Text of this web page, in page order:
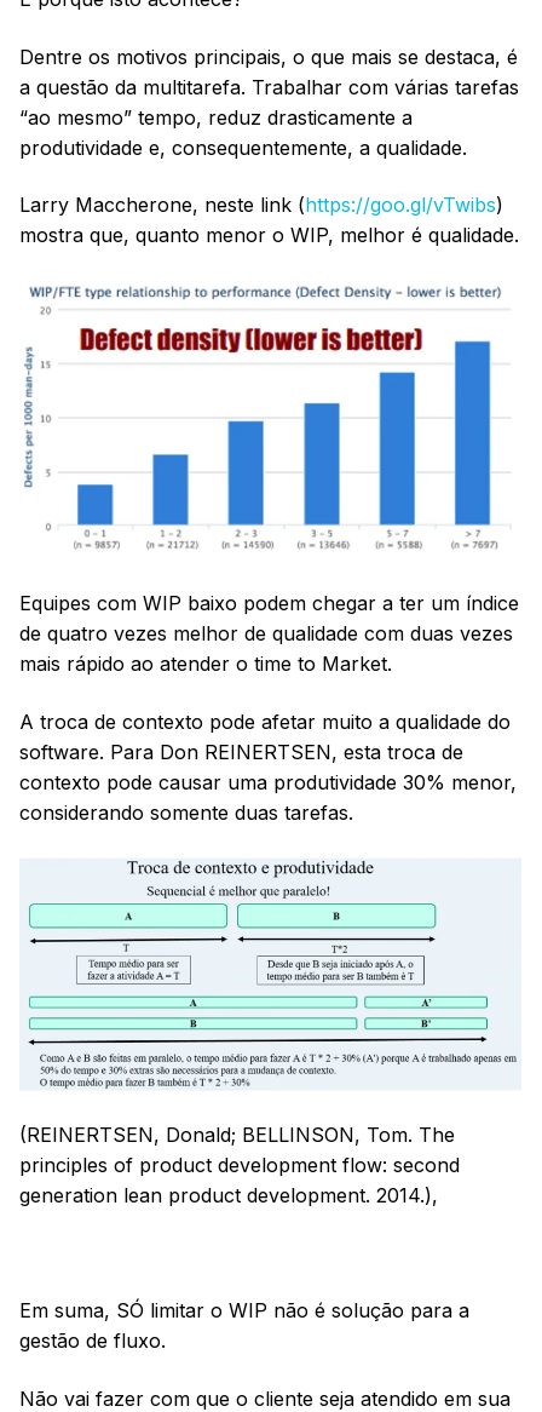
Dentre os motivos principais, o que mais se destaca, é
a questão da multitarefa. Trabalhar com várias tarefas
“ao mesmo” tempo, reduz drasticamente a
produtividade e, consequentemente, a qualidade.
Larry Maccherone, neste link (https://goo.gl/vTwibs)
mostra que, quanto menor o WIP, melhor é qualidade.
Equipes com WIP baixo podem chegar a ter um índice
de quatro vezes melhor de qualidade com duas vezes
mais rápido ao atender o time to Market.
A troca de contexto pode afetar muito a qualidade do
software. Para Don REINERTSEN, esta troca de
contexto pode causar uma produtividade 30% menor,
considerando somente duas tarefas.
(REINERTSEN, Donald; BELLINSON, Tom. The
principles of product development flow: second
generation lean product development. 2014.),
Em suma, SÓ limitar o WIP não é solução para a
gestão de fluxo.
Não vai fazer com que o cliente seja atendido em sua